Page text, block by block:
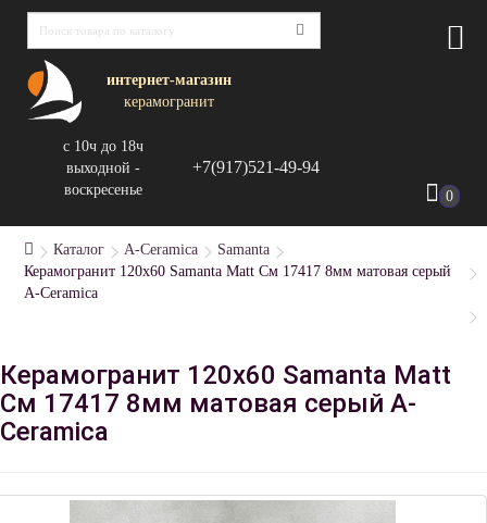
интернет-магазин
керамогранит
с 10ч до 18ч
выходной -
воскресенье
+7(917)521-49-94
0
Каталог A-Ceramica
Samanta
Керамогранит 120x60 Samanta Matt См 17417 8мм матовая серый
A-Ceramica
Керамогранит 120x60 Samanta Matt
См 17417 8мм матовая серый A-
Ceramica